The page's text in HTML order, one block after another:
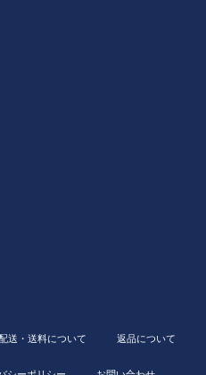
送・送料について 返品について